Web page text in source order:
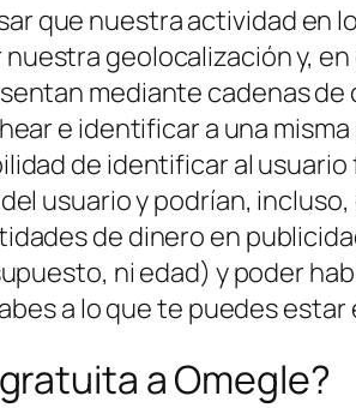
que nuestra actividad en
geolocalización y,
mediante cadenas
e identificar a una
de identificar al
usuario y podrían,
de dinero en
ni edad) y poder
a lo que te puedes estar
a Omegle?